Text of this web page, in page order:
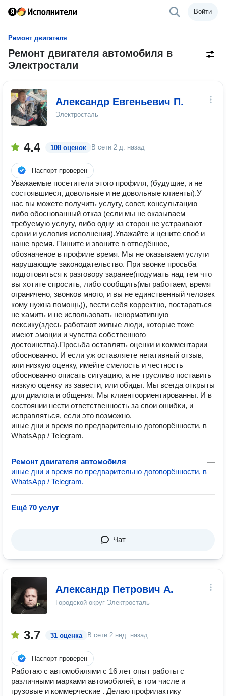
Войти
Ремонт двигателя
Ремонт двигателя автомобиля в
Электростали
Александр Евгеньевич П.
Электросталь
4.4 108 оценок В сети 2 д. назад
Паспорт проверен
Уважаемые посетители этого профиля, (будущие, и не
состоявшиеся, довольные и не довольные клиенты).У
нас вы можете получить услугу, совет, консультацию
либо обоснованный отказ (если мы не оказываем
требуемую услугу, либо одну из сторон не устраивают
сроки и условия исполнения).Уважайте и цените своё и
наше время. Пишите и звоните в отведённое,
обозначеное в профиле время. Мы не оказываем услуги
нарушающие законодательство. При звонке просьба
подготовиться к разговору заранее(подумать над тем что
вы хотите спросить, либо сообщить(мы работаем, время
ограничено, звонков много, и вы не единственный человек
кому нужна помощь)), вести себя корректно, постараться
не хамить и не использовать ненормативную
лексику(здесь работают живые люди, которые тоже
имеют эмоции и чувства собственного
достоинства).Просьба оставлять оценки и комментарии
обоснованно. И если уж оставляете негативный отзыв,
или низкую оценку, имейте смелость и честность
обоснованно описать ситуацию, а не трусливо поставить
низкую оценку из завести, или обиды. Мы всегда открыты
для диалога и общения. Мы клиентоориентированны. И в
состоянии нести ответственность за свои ошибки, и
исправляться, если это возможно.
иные дни и время по предварительно договорённости, в
WhatsApp / Telegram.
Ремонт двигателя автомобиля
—
иные дни и время по предварительно договорённости, в
WhatsApp / Telegram.
Ещё 70 услуг
Чат
Александр Петрович А.
Городской округ Электросталь
3.7 31 оценка В сети 2 нед. назад
Паспорт проверен
Работаю с автомобилями с 16 лет опыт работы с
различными марками автомобилей, в том числе и
грузовые и коммерческие . Делаю профилактику